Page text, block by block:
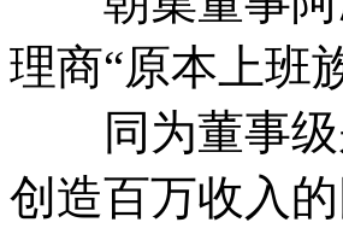
理商“原本上班
同为董事级
创造百万收入